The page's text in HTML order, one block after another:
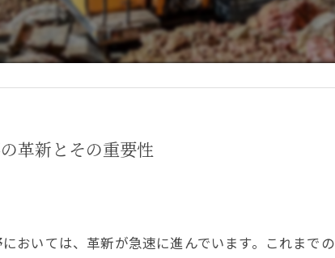
革新とその重要性
おいては、革新が急速に進んでいます。これま